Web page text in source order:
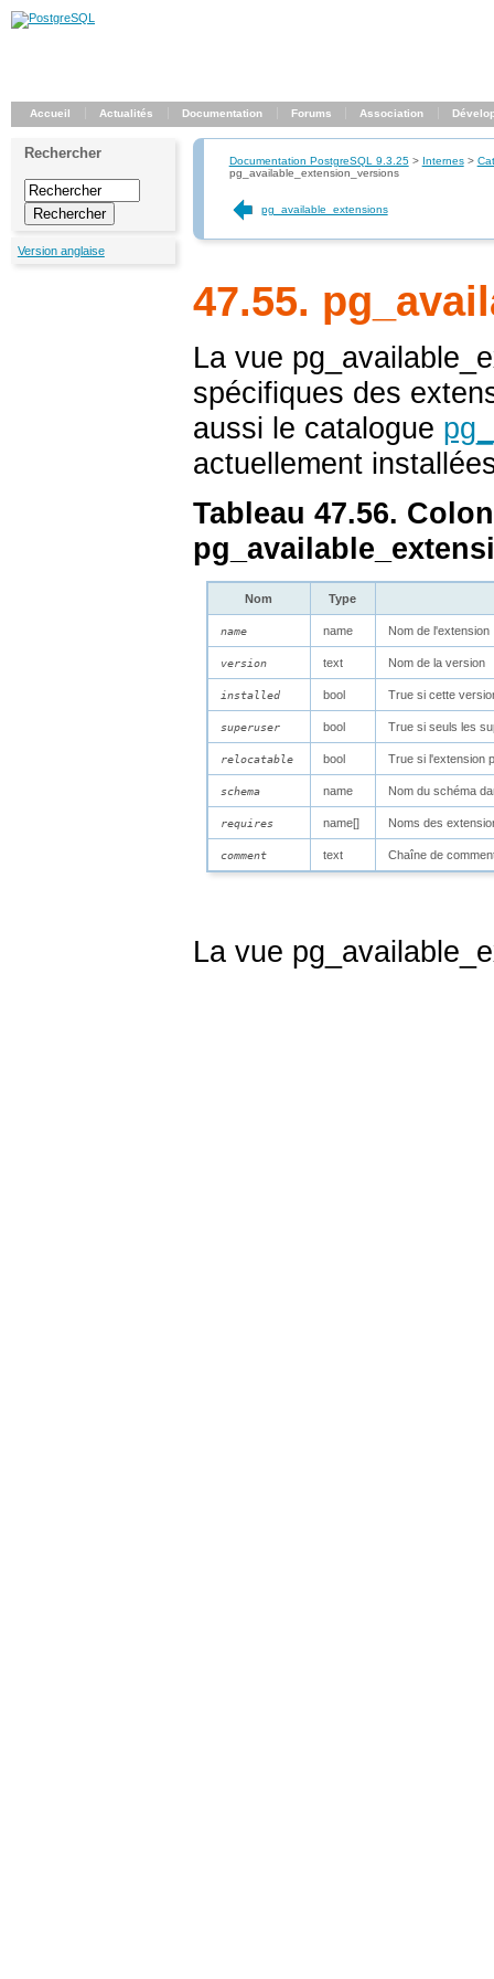
Accueil Actualités Documentation Forums Association
Rechercher
Version anglaise
Documentation PostgreSQL 9.3.25> Internes>
pg_available_extension_versions
pg_available_extensions
47.55.
La vue
spécifiques des
aussi le catalogue
actuellement
Tableau 47.56.
Nom Type
name name Nom de l'extension
version text Nom de la version
installed bool True si cette
superuser bool True si seuls les
relocatable bool True si l'extension
schema name Nom du schéma
requires name[] Noms des
comment text Chaîne de
La vue